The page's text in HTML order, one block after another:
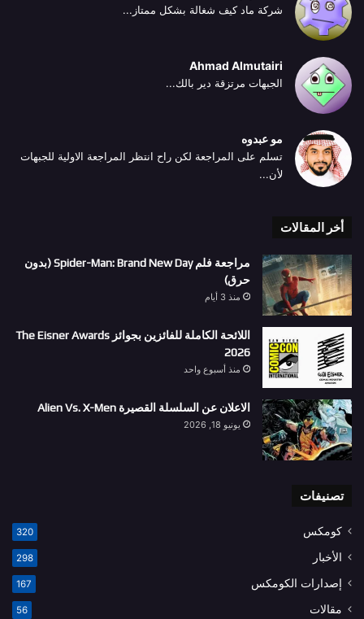
شركة ماد كيف شغالة بشكل ممتاز...
Ahmad Almutairi
الجبهات مرتزقة دير بالك...
مو عبدوه
تسلم على المراجعة لكن راح انتظر المراجعة الاولية للجبهات
لأن...
أخر المقالات
مراجعة فلم Spider-Man: Brand New Day (بدون
حرق)
منذ 3 أيام
اللائحة الكاملة للفائزين بجوائز The Eisner Awards
2026
منذ أسبوع واحد
الاعلان عن السلسلة القصيرة Alien Vs. X-Men
يونيو 18, 2026
تصنيفات
كومكس 320
الأخبار 298
إصدارات الكومكس 167
مقالات 56